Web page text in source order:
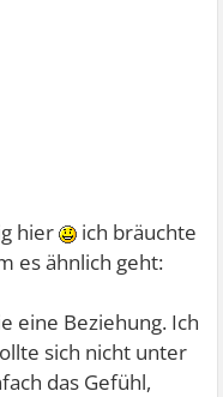
hier
ich bräuchte
es ähnlich geht:
eine Beziehung. Ich
sich nicht unter
das Gefühl,